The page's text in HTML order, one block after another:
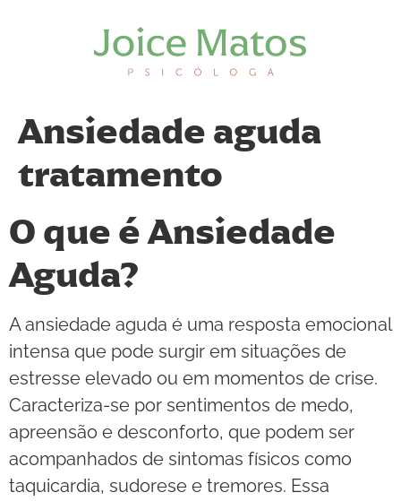
Ansiedade aguda
tratamento
O que é Ansiedade
Aguda?
A ansiedade aguda é uma resposta emocional
intensa que pode surgir em situações de
estresse elevado ou em momentos de crise.
Caracteriza-se por sentimentos de medo,
apreensão e desconforto, que podem ser
acompanhados de sintomas físicos como
taquicardia, sudorese e tremores. Essa